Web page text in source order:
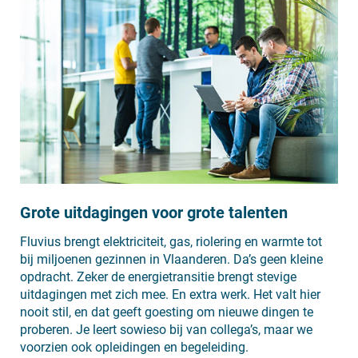
Grote uitdagingen voor grote talenten
Fluvius brengt elektriciteit, gas, riolering en warmte tot
bij miljoenen gezinnen in Vlaanderen. Da’s geen kleine
opdracht. Zeker de energietransitie brengt stevige
uitdagingen met zich mee. En extra werk. Het valt hier
nooit stil, en dat geeft goesting om nieuwe dingen te
proberen. Je leert sowieso bij van collega’s, maar we
voorzien ook opleidingen en begeleiding.